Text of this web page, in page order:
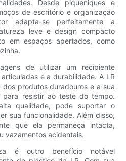
Desde piqueniques e
de escritório e organização
adapta-se perfeitamente a
leve e design compacto
em espaços apertados, como
de utilizar um recipiente
é a durabilidade. A LR
produtos duradouros e a sua
para resistir ao teste do tempo.
qualidade, pode suportar o
sua funcionalidade. Além disso,
que ela permaneça intacta,
vazamentos acidentais.
é outro benefício notável